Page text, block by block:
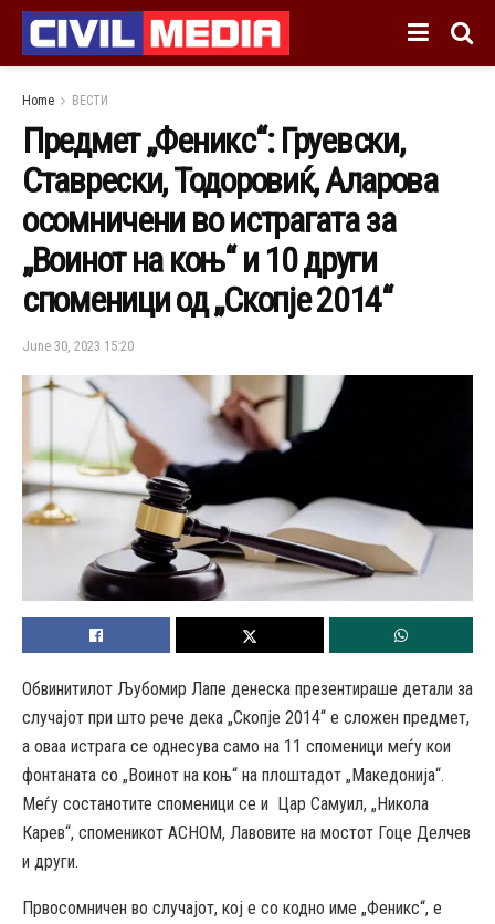
Home ВЕСТИ
Предмет „Феникс“: Груевски,
Ставрески, Тодоровиќ, Аларова
осомничени во истрагата за
„Воинот на коњ“ и 10 други
споменици од „Скопје 2014“
June 30, 2023 15:20
Обвинитилот Љубомир Лапе денеска презентираше детали за
случајот при што рече дека „Скопје 2014“ е сложен предмет,
а оваа истрага се однесува само на 11 споменици меѓу кои
фонтаната со „Воинот на коњ“ на плоштадот „Македонија“.
Меѓу состанотите споменици се и Цар Самуил, „Никола
Карев“, споменикот АСНОМ, Лавовите на мостот Гоце Делчев
и други.
Првосомничен во случајот, кој е со кодно име „Феникс“, е